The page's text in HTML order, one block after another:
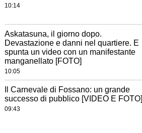
10:14
Askatasuna, il giorno dopo.
Devastazione e danni nel quartiere. E
spunta un video con un manifestante
manganellato [FOTO]
10:05
Il Carnevale di Fossano: un grande
successo di pubblico [VIDEO E FOTO]
09:43